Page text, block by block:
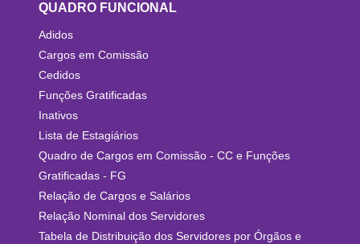
QUADRO FUNCIONAL
Adidos
Cargos em Comissão
Cedidos
Funções Gratificadas
Inativos
Lista de Estagiários
Quadro de Cargos em Comissão - CC e Funções
Gratificadas - FG
Relação de Cargos e Salários
Relação Nominal dos Servidores
Tabela de Distribuição dos Servidores por Órgãos e